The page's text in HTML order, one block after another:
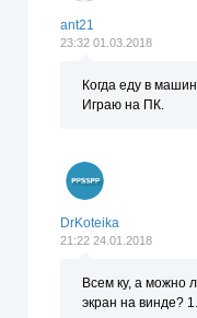
ant21
23:32 01.03.2018
Когда еду в
Играю на ПК.
DrKoteika
21:22 24.01.2018
Всем ку, а можно
экран на винде?